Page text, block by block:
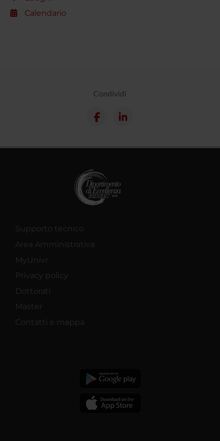
Calendario
Condividi
Supporto tecnico
Area Amministrativa
MyUnivr
Privacy policy
Dottorati
Master
Contatti e mappa